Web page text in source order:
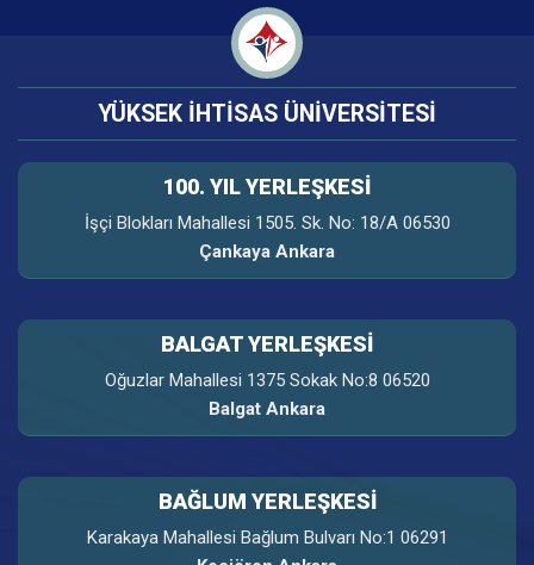
YÜKSEK İHTİSAS ÜNİVERSİTESİ
100. YIL YERLEŞKESI
İşçi Blokları Mahallesi 1505. Sk. No: 18/A 06530
Çankaya Ankara
BALGAT YERLEŞKESİ
Oğuzlar Mahallesi 1375 Sokak No:8 06520
Balgat Ankara
BAĞLUM YERLEŞKESİ
Karakaya Mahallesi Bağlum Bulvarı No:1 06291